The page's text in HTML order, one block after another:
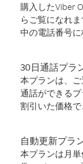
購入したViber
らご覧になれ
中の電話番号に
30日通話プラ
本プランは、
通話ができる
割引いた価格で
自動更新プラ
本プランは月